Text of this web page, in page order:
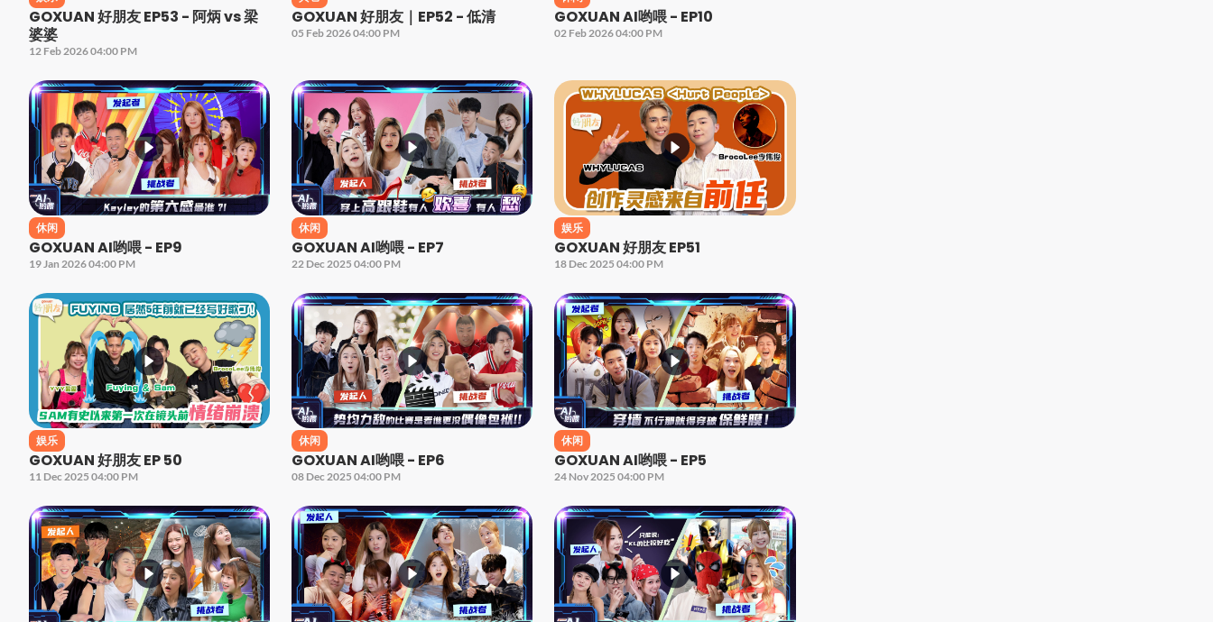
GOXUAN 好朋友 EP53 - 阿炳 vs 梁
婆婆
12 Feb 2026 04:00 PM
GOXUAN 好朋友｜EP52 - 低清
05 Feb 2026 04:00 PM
GOXUAN AI哟喂 - EP10
02 Feb 2026 04:00 PM
休闲
GOXUAN AI哟喂 - EP9
19 Jan 2026 04:00 PM
休闲
GOXUAN AI哟喂 - EP7
22 Dec 2025 04:00 PM
娱乐
GOXUAN 好朋友 EP51
18 Dec 2025 04:00 PM
娱乐
GOXUAN 好朋友 EP 50
11 Dec 2025 04:00 PM
休闲
GOXUAN AI哟喂 - EP6
08 Dec 2025 04:00 PM
休闲
GOXUAN AI哟喂 - EP5
24 Nov 2025 04:00 PM